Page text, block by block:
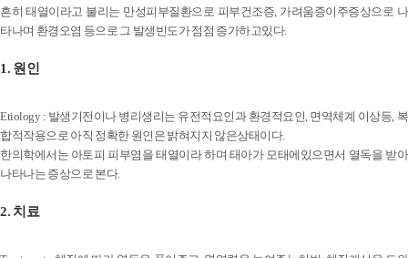
흔히 태열이라고 불리는 만성피부질환으로 피부건조증, 가려움증이주증상으로 나
타나며 환경오염 등으로 그 발생빈도가 점점 증가하고있다.
1. 원인
Etiology : 발생기전이나 병리생리는 유전적요인과 환경적요인, 면역체계 이상등, 복
합적작용으로 아직 정확한 원인은 밝혀지지 않은상태이다.
한의학에서는 아토피 피부염을 태열이라 하며 태아가 모태에있으면서 열독을 받아
나타나는 증상으로 본다.
2. 치료